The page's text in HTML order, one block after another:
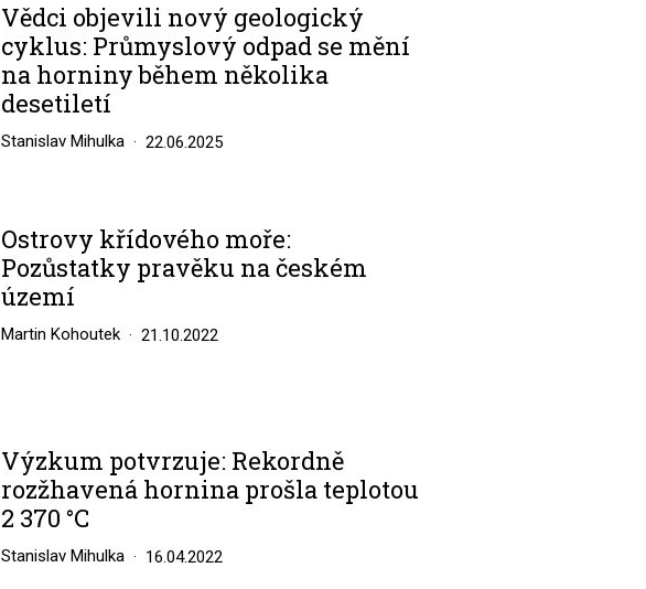
Vědci objevili nový geologický
cyklus: Průmyslový odpad se mění
na horniny během několika
desetiletí
Stanislav Mihulka 22.06.2025
Ostrovy křídového moře:
Pozůstatky pravěku na českém
území
Martin Kohoutek 21.10.2022
Výzkum potvrzuje: Rekordně
rozžhavená hornina prošla teplotou
2 370 °C
Stanislav Mihulka 16.04.2022